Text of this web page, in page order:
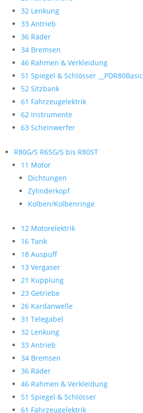
32 Lenkung
33 Antrieb
36 Räder
34 Bremsen
46 Rahmen & Verkleidung
51 Spiegel & Schlösser __PDR80Basic
52 Sitzbank
61 Fahrzeugelektrik
62 Instrumente
63 Scheinwerfer
R80G/S R65G/S bis R80ST
11 Motor
Dichtungen
Zylinderkopf
Kolben/Kolbenringe
12 Motorelektrik
16 Tank
18 Auspuff
13 Vergaser
21 Kupplung
23 Getriebe
26 Kardanwelle
31 Telegabel
32 Lenkung
33 Antrieb
34 Bremsen
36 Räder
46 Rahmen & Verkleidung
51 Spiegel & Schlösser
61 Fahrzeugelektrik